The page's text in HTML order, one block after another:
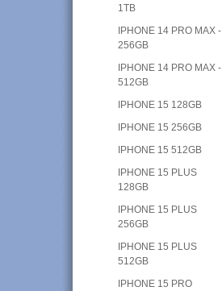
1TB
IPHONE 14 PRO MAX -
256GB
IPHONE 14 PRO MAX -
512GB
IPHONE 15 128GB
IPHONE 15 256GB
IPHONE 15 512GB
IPHONE 15 PLUS
128GB
IPHONE 15 PLUS
256GB
IPHONE 15 PLUS
512GB
IPHONE 15 PRO